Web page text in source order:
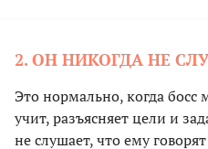
2. ОН НИКОГДА НЕ
Это нормально, когда босс
учит, разъясняет цели и
не слушает, что ему